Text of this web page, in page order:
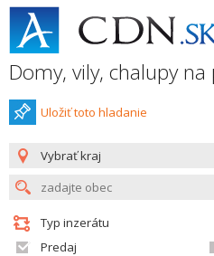
Domy, vily, chalupy na
Uložiť toto hladanie
Vybrať kraj
Typ inzerátu
Predaj